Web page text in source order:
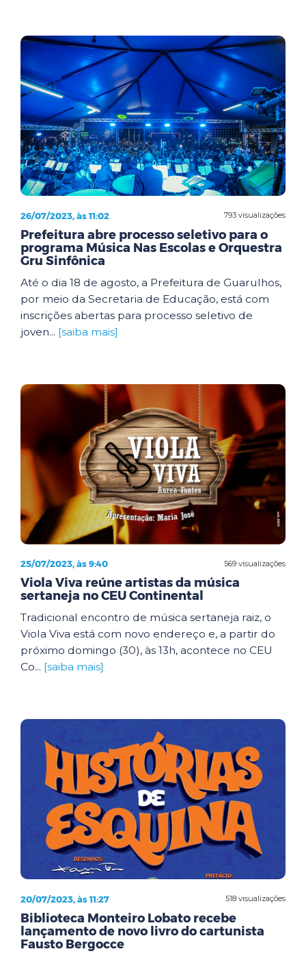
793 visualizações
26/07/2023, às 11:02
Prefeitura abre processo seletivo para o
programa Música Nas Escolas e Orquestra
Gru Sinfônica
Até o dia 18 de agosto, a Prefeitura de Guarulhos,
por meio da Secretaria de Educação, está com
inscrições abertas para processo seletivo de
joven... [saiba mais]
569 visualizações
25/07/2023, às 9:40
Viola Viva reúne artistas da música
sertaneja no CEU Continental
Tradicional encontro de música sertaneja raiz, o
Viola Viva está com novo endereço e, a partir do
próximo domingo (30), às 13h, acontece no CEU
Co... [saiba mais]
518 visualizações
20/07/2023, às 11:27
Biblioteca Monteiro Lobato recebe
lançamento de novo livro do cartunista
Fausto Bergocce